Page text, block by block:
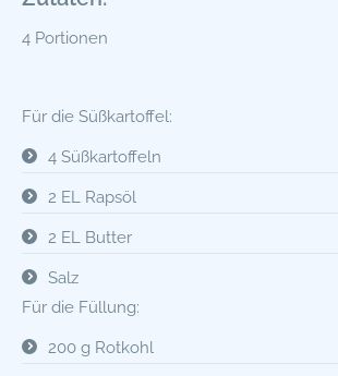
4 Portionen
Für die Süßkartoffel:
4 Süßkartoffeln
2 EL Rapsöl
2 EL Butter
Salz
Für die Füllung:
200 g Rotkohl